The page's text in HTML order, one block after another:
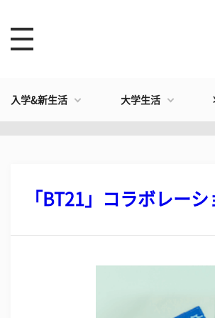
入学&新生活 大学生活
「BT21」コラボレー